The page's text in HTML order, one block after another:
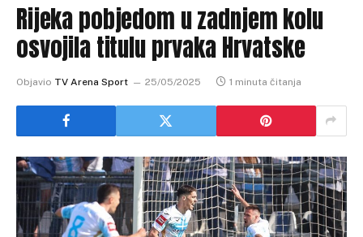
Rijeka pobjedom u zadnjem kolu
osvojila titulu prvaka Hrvatske
Objavio TV Arena Sport 25/05/2025 1 minuta čitanja